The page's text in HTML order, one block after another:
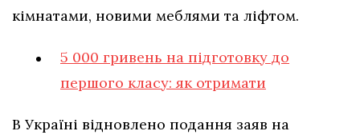
кімнатами, новими меблями та ліфтом.
5 000 гривень на підготовку до
першого класу: як отримати
В Україні відновлено подання заяв на